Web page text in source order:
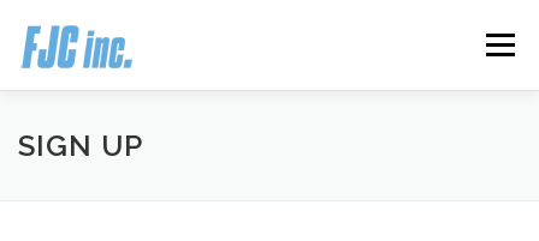
メニュー
HOME ブログ
SIGN UP